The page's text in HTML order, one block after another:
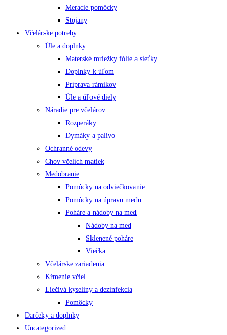
Meracie pomôcky
Stojany
Včelárske potreby
Úle a doplnky
Materské mriežky fólie a sieťky
Doplnky k úľom
Príprava rámikov
Úle a úľové diely
Náradie pre včelárov
Rozperáky
Dymáky a palivo
Ochranné odevy
Chov včelích matiek
Medobranie
Pomôcky na odviečkovanie
Pomôcky na úpravu medu
Poháre a nádoby na med
Nádoby na med
Sklenené poháre
Viečka
Včelárske zariadenia
Kŕmenie včiel
Liečivá kyseliny a dezinfekcia
Pomôcky
Darčeky a doplnky
Uncategorized